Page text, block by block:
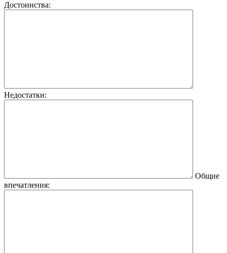
Достоинства:
Недостатки:
Общие
впечатления: